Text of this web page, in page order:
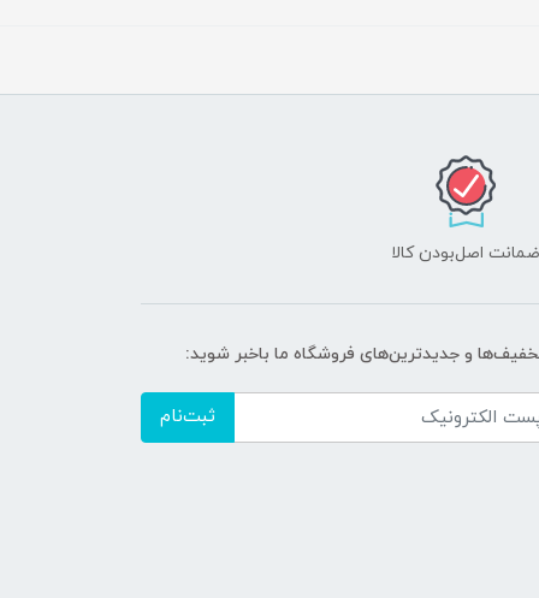
ضمانت اصل‌بودن کالا
و جدیدترین‌های فروشگاه ما باخبر شوید:
ثبت‌نام